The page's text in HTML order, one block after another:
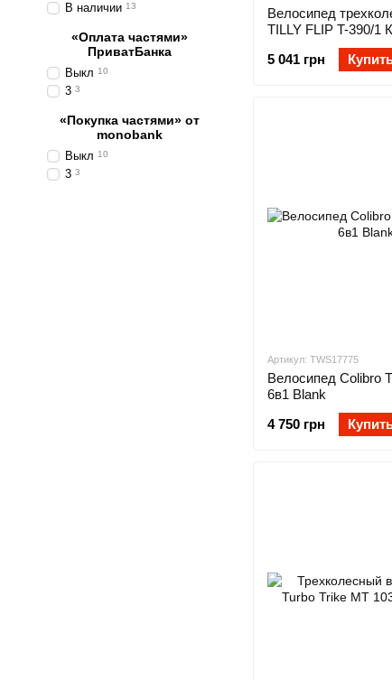
Велосипед
TILLY FLIP T-390/1
5 041 грн
Артикул: TWS17775
Велосипед Colibro
6в1 Blank
4 750 грн
В наличии 13
«Оплата частями»
ПриватБанка
Выкл 10
3 3
«Покупка частями» от
monobank
Выкл 10
3 3